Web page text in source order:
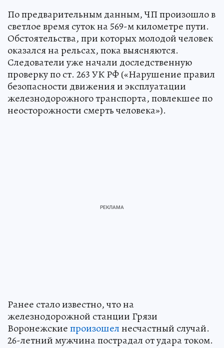
По предварительным данным, ЧП произошло в
светлое время суток на 569-м километре пути.
Обстоятельства, при которых молодой человек
оказался на рельсах, пока выясняются.
Следователи уже начали доследственную
проверку по ст. 263 УК РФ («Нарушение правил
безопасности движения и эксплуатации
железнодорожного транспорта, повлекшее по
неосторожности смерть человека»).
Ранее стало известно, что на
железнодорожной станции Грязи
Воронежскиепроизошелнесчастный случай.
26-летний мужчина пострадал от удара током.